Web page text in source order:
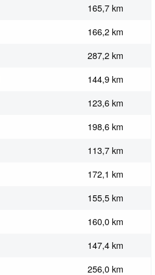
165,7 km
166,2 km
287,2 km
144,9 km
123,6 km
198,6 km
113,7 km
172,1 km
155,5 km
160,0 km
147,4 km
256,0 km